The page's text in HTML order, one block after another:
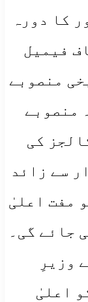
کا دورہ
فیمیل
منصوبے
منصوبے
کی
سطح کی 55 ہزار سے زائد
مفت اعلیٰ
جائے گی۔
وزیرِ
اعلیٰ